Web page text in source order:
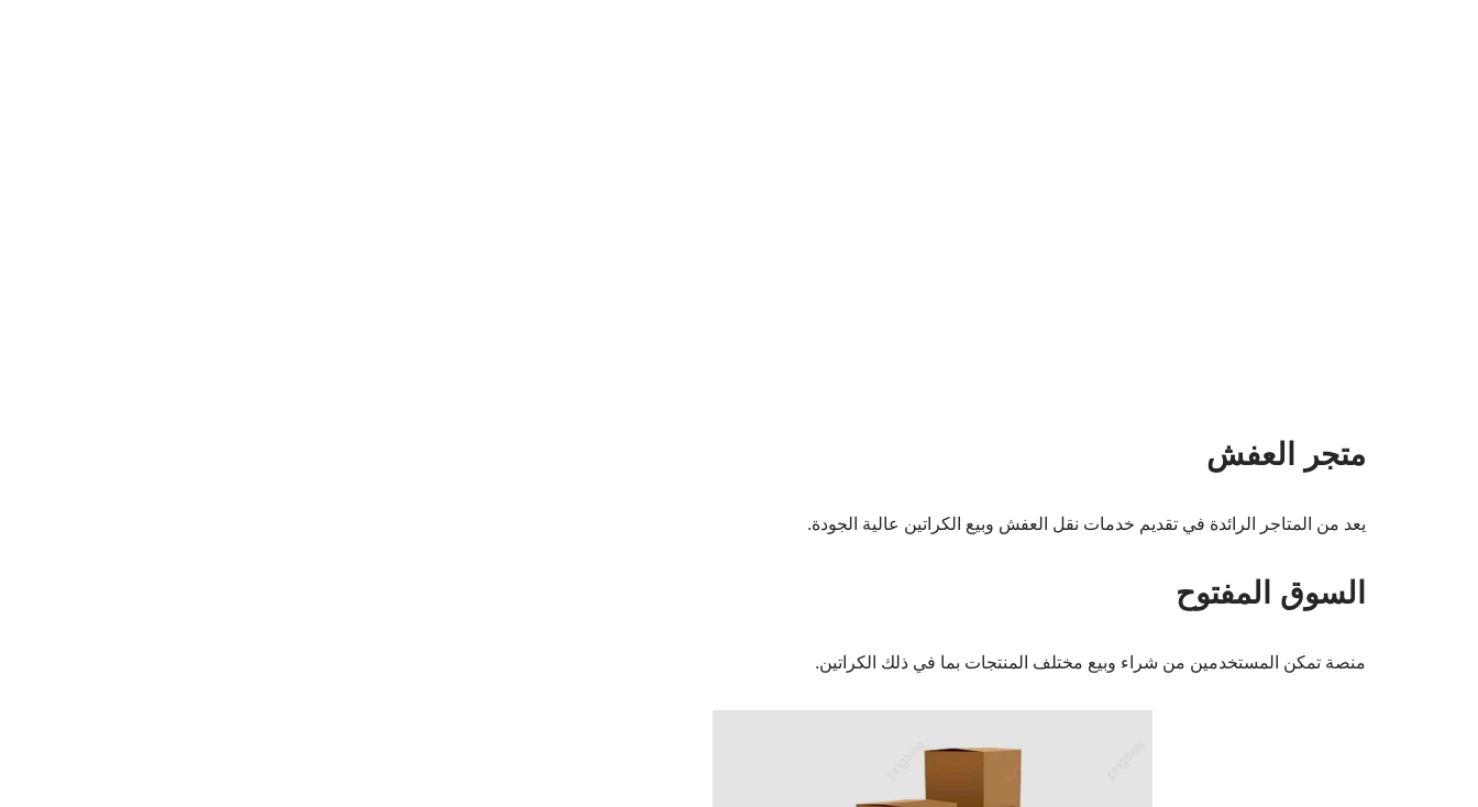
متجر العفش
يعد من المتاجر الرائدة في تقديم خدمات نقل العفش وبيع الكراتين عالية الجودة.
السوق المفتوح
منصة تمكن المستخدمين من شراء وبيع مختلف المنتجات بما في ذلك الكراتين.